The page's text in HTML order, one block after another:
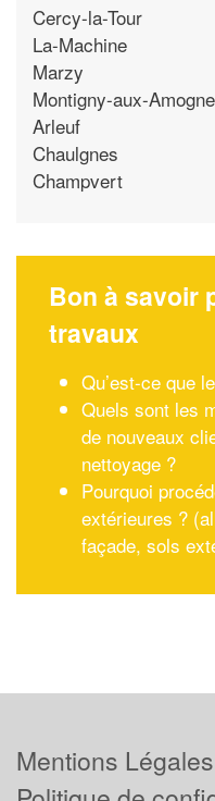
Cercy-la-Tour
La-Machine
Marzy
Montigny-aux-
Arleuf
Chaulgnes
Champvert
Bon à savoir
travaux
Qu’est-ce que
Quels sont les
de nouveaux
nettoyage ?
Pourquoi
extérieures ?
façade, sols
Mentions Légales